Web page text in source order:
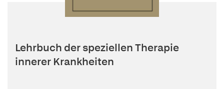
Lehrbuch der speziellen Therapie
innerer Krankheiten